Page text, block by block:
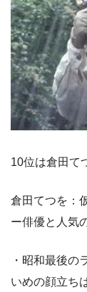
10位は倉田て
倉田てつを：
ー俳優と人気
・昭和最後の
いめの顔立ち